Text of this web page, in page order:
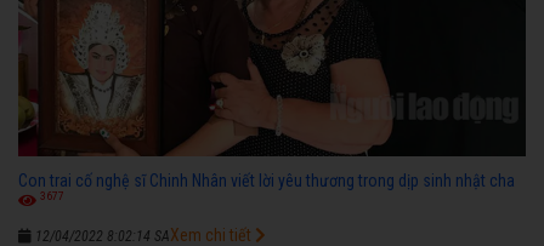
Con trai cố nghệ sĩ Chinh Nhân viết lời yêu thương trong dịp sinh nhật cha
3677
12/04/2022 8:02:14 SAXem chi tiết